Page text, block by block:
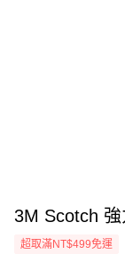
3M Scotch
超取滿NT$499免運